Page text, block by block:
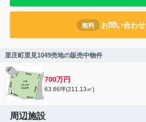
無料 お問い合わせ
里庄町里見1049売地の販売中物件
700万円
63.86坪(211.13㎡)
周辺施設